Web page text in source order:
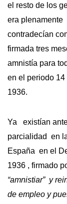
el resto de los
era plenamente
contradecían
firmada tres
amnistía para
en el periodo
1936.
Ya existían
parcialidad en
España en el
1936 , firmado
“amnistiar” y
de empleo y